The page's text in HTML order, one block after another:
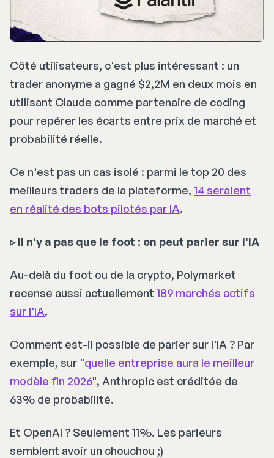
Côté utilisateurs, c'est plus intéressant : un
trader anonyme a gagné $2,2M en deux mois en
utilisant Claude comme partenaire de coding
pour repérer les écarts entre prix de marché et
probabilité réelle.
Ce n'est pas un cas isolé : parmi le top 20 des
meilleurs traders de la plateforme, 14 seraient
en réalité des bots pilotés par IA.
▹ Il n'y a pas que le foot : on peut parier sur l'IA
Au-delà du foot ou de la crypto, Polymarket
recense aussi actuellement 189 marchés actifs
sur l'IA.
Comment est-il possible de parier sur l'IA ? Par
exemple, sur "quelle entreprise aura le meilleur
modèle fin 2026", Anthropic est créditée de
63% de probabilité.
Et OpenAI ? Seulement 11%. Les parieurs
semblent avoir un chouchou ;)